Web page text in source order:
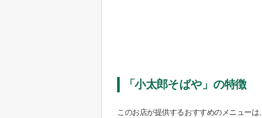
「小太郎そばや」の特徴
このお店が提供するおすすめのメニュー